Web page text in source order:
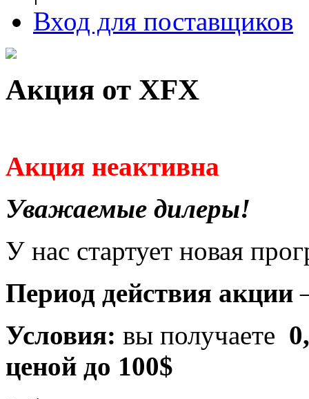
Вход для поставщиков
Акция от XFX
Акция неактивна
Уважаемые дилеры!
У нас стартует новая
Период действия акции
Условия: вы получаете
ценой до 100$